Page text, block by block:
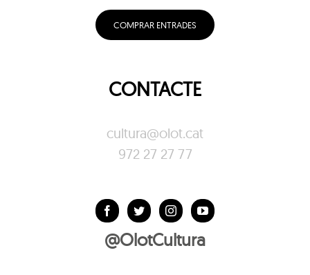
COMPRAR ENTRADES
CONTACTE
cultura@olot.cat
972 27 27 77
@OlotCultura